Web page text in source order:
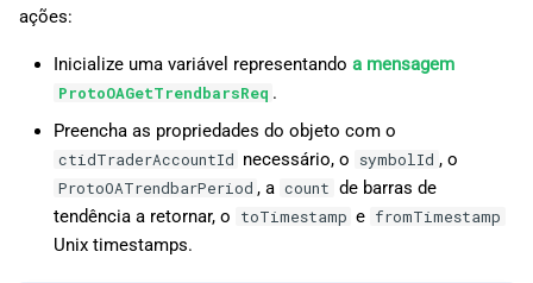
ações:
Inicialize uma variável representando a mensagem
ProtoOAGetTrendbarsReq .
Preencha as propriedades do objeto com o
ctidTraderAccountId necessário, o symbolId , o
ProtoOATrendbarPeriod , a count de barras de
tendência a retornar, o
toTimestamp e fromTimestamp
Unix timestamps.